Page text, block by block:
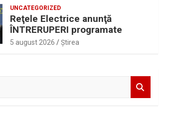
UNCATEGORIZED
Reţele Electrice anunţă
ÎNTRERUPERI programate
5 august 2026 Ştirea